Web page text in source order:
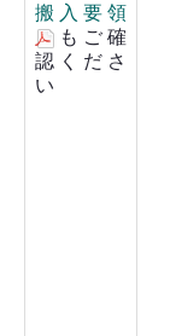
搬入要領
もご確
認くださ
い